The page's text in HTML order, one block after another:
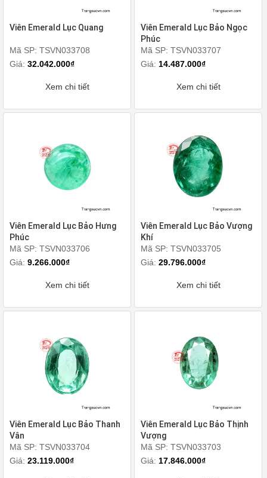
Viên Emerald Lục Quang
Mã SP: TSVN033708
Giá: 32.042.000₫
Xem chi tiết
Viên Emerald Lục Bảo Ngọc
Phúc
Mã SP: TSVN033707
Giá: 14.487.000₫
Xem chi tiết
Viên Emerald Lục Bảo Hưng
Phúc
Mã SP: TSVN033706
Giá: 9.266.000₫
Xem chi tiết
Viên Emerald Lục Bảo Vượng
Khí
Mã SP: TSVN033705
Giá:29.796.000₫
Xem chi tiết
Viên Emerald Lục Bảo Thanh
Vân
Mã SP: TSVN033704
Giá: 23.119.000₫
Viên Emerald Lục Bảo Thịnh
Vượng
Mã SP: TSVN033703
Giá: 17.846.000₫